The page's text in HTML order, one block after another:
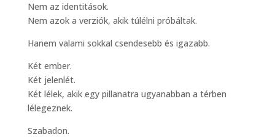
Nem az identitások.
Nem azok a verziók, akik túlélni próbáltak.
Hanem valami sokkal csendesebb és igazabb.
Két ember.
Két jelenlét.
Két lélek, akik egy pillanatra ugyanabban a térben
lélegeznek.
Szabadon.